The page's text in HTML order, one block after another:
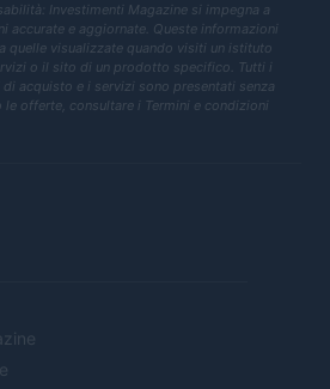
Investimenti Magazine si impegna a
accurate e aggiornate. Queste informazioni
quelle visualizzate quando visiti un istituto
o il sito di un prodotto specifico. Tutti i
acquisto e i servizi sono presentati senza
le offerte, consultare i Termini e condizioni